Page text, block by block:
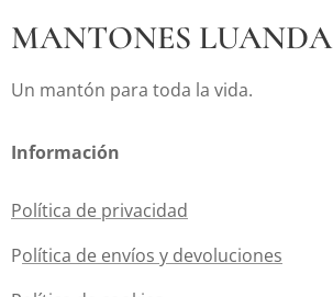
MANTONES LUANDA
Un mantón para toda la vida.
Información
Política de privacidad
Política de envíos y devoluciones